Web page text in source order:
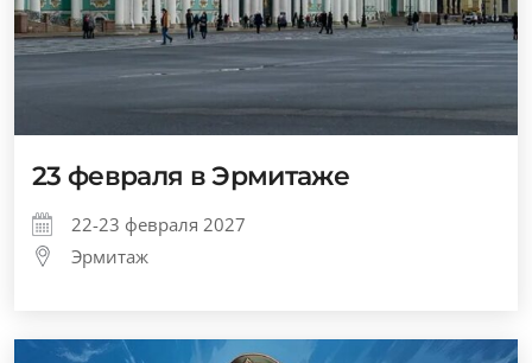
23 февраля в Эрмитаже
22-23 февраля 2027
Эрмитаж